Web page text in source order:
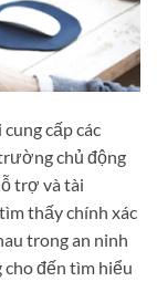
cấp các
chủ động
trợ và tài
thấy chính xác
trong an ninh
cho đến tìm hiểu